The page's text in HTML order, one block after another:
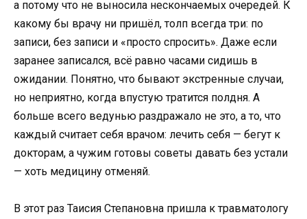
а потому что не выносила нескончаемых очередей. К
какому бы врачу ни пришёл, толп всегда три: по
записи, без записи и «просто спросить». Даже если
заранее записался, всё равно часами сидишь в
ожидании. Понятно, что бывают экстренные случаи,
но неприятно, когда впустую тратится полдня. А
больше всего ведунью раздражало не это, а то, что
каждый считает себя врачом: лечить себя — бегут к
докторам, а чужим готовы советы давать без устали
— хоть медицину отменяй.
В этот раз Таисия Степановна пришла к травматологу